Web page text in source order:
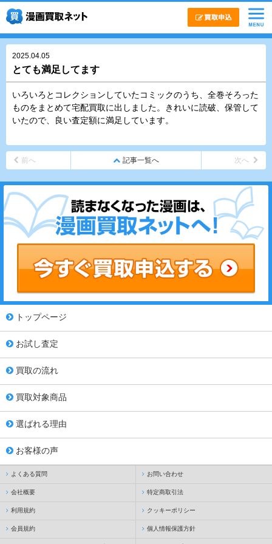
2025.04.05
とても満足してます
いろいろとコレクションしていたコミックのうち、全巻そろった
ものをまとめて宅配買取に出しました。きれいに読破、保管して
いたので、良い査定額に満足しています。
前へ 記事一覧へ 次へ
トップページ
お試し査定
買取の流れ
買取対象商品
選ばれる理由
お客様の声
よくある質問 お問い合わせ
会社概要 特定商取引法
利用規約 クッキーポリシー
会員規約 個人情報保護方針